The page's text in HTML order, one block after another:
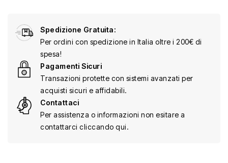
Spedizione Gratuita:
Per ordini con spedizione in Italia oltre i 200€ di
spesa!
Pagamenti Sicuri
Transazioni protette con sistemi avanzati per
acquisti sicuri e affidabili.
Contattaci
Per assistenza o informazioni non esitare a
contattarci cliccando qui.